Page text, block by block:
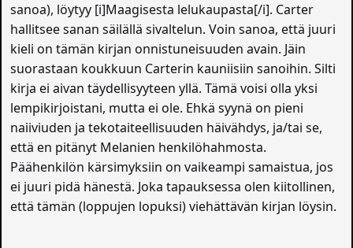
sanoa), löytyy [i]Maagisesta lelukaupasta[/i]. Carter
hallitsee sanan säilällä sivaltelun. Voin sanoa, että juuri
kieli on tämän kirjan onnistuneisuuden avain. Jäin
suorastaan koukkuun Carterin kauniisiin sanoihin. Silti
kirja ei aivan täydellisyyteen yllä. Tämä voisi olla yksi
lempikirjoistani, mutta ei ole. Ehkä syynä on pieni
naiiviuden ja tekotaiteellisuuden häivähdys, ja/tai se,
että en pitänyt Melanien henkilöhahmosta.
Päähenkilön kärsimyksiin on vaikeampi samaistua, jos
ei juuri pidä hänestä. Joka tapauksessa olen kiitollinen,
että tämän (loppujen lopuksi) viehättävän kirjan löysin.